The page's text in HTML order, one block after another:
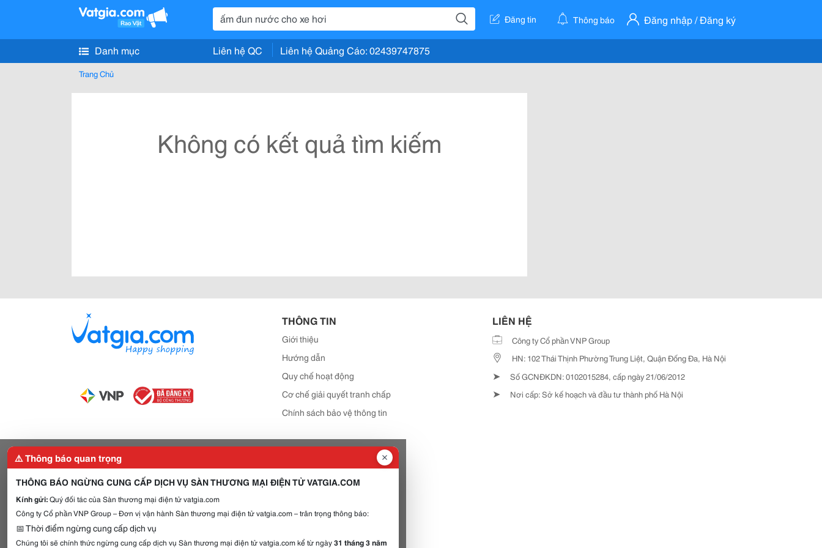
Đăng tin Thông báo Đăng nhập / Đăng ký
Danh mục Liên hệ QC Liên hệ Quảng Cáo: 02439747875
Trang Chủ
Không có kết quả tìm kiếm
THÔNG TIN
Giới thiệu
Hướng dẫn
Quy chế hoạt động
Cơ chế giải quyết tranh chấp
Chính sách bảo vệ thông tin
LIÊN HỆ
Công ty Cổ phần VNP Group
HN: 102 Thái Thịnh Phường Trung Liệt, Quận Đống Đa, Hà Nội
➤ Số GCNĐKDN: 0102015284, cấp ngày 21/06/2012
➤ Nơi cấp: Sở kế hoạch và đầu tư thành phố Hà Nội
⚠️ Thông báo quan trọng
THÔNG BÁO NGỪNG CUNG CẤP DỊCH VỤ SÀN THƯƠNG MẠI ĐIỆN TỬ VATGIA.COM
Kính gửi:Quý đối tác của Sàn thương mại điện tử vatgia.com
Công ty Cổ phần VNP Group – Đơn vị vận hành Sàn thương mại điện tử vatgia.com – trân trọng thông báo:
📅 Thời điểm ngừng cung cấp dịch vụ
Chúng tôi sẽ chính thức ngừng cung cấp dịch vụ Sàn thương mại điện tử vatgia.com kể từ ngày31 tháng 3 năm